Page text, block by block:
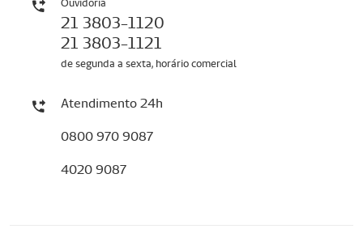
Ouvidoria
21 3803-1120
21 3803-1121
de segunda a sexta, horário comercial
Atendimento 24h
0800 970 9087
4020 9087